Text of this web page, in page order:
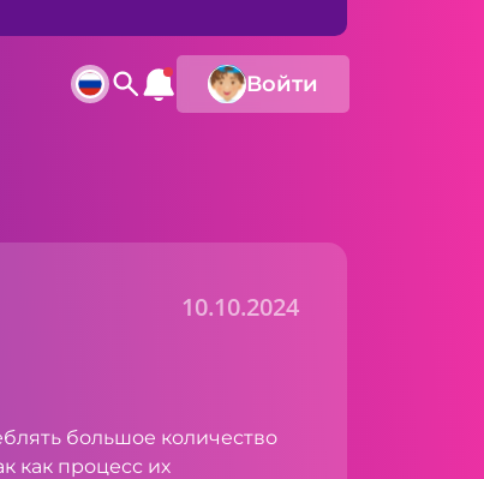
Войти
10.10.2024
большое количество
как процесс их